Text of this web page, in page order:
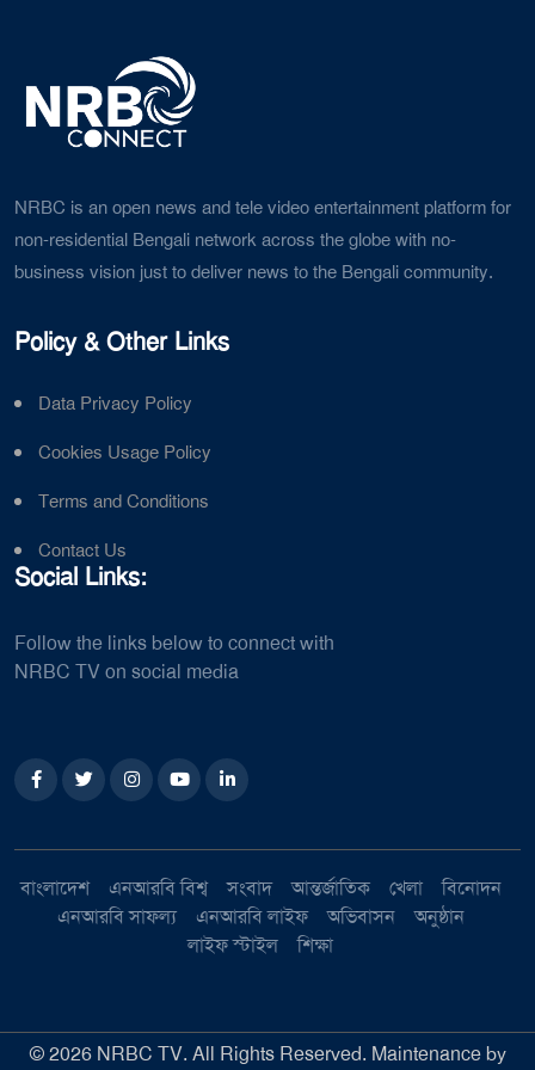
NRBC is an open news and tele video entertainment platform for
non-residential Bengali network across the globe with no-
business vision just to deliver news to the Bengali community.
Policy & Other Links
Data Privacy Policy
Cookies Usage Policy
Terms and Conditions
Contact Us
Social Links:
Follow the links below to connect with
NRBC TV on social media
বাংলাদেশ এনআরবি বিশ্ব সংবাদ আন্তর্জাতিক খেলা
বিনোদন
এনআরবি সাফল্য
এনআরবি লাইফ অভিবাসন
অনুষ্ঠান
লাইফ স্টাইল
শিক্ষা
©2026NRBC TV. All Rights Reserved. Maintenance by